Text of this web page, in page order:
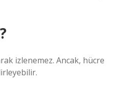
izlenemez. Ancak, hücre